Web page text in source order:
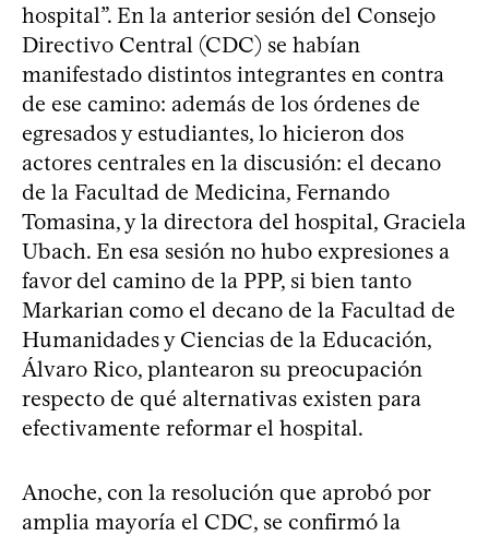
hospital”. En la anterior sesión del Consejo
Directivo Central (CDC) se habían
manifestado distintos integrantes en contra
de ese camino: además de los órdenes de
egresados y estudiantes, lo hicieron dos
actores centrales en la discusión: el decano
de la Facultad de Medicina, Fernando
Tomasina, y la directora del hospital, Graciela
Ubach. En esa sesión no hubo expresiones a
favor del camino de la PPP, si bien tanto
Markarian como el decano de la Facultad de
Humanidades y Ciencias de la Educación,
Álvaro Rico, plantearon su preocupación
respecto de qué alternativas existen para
efectivamente reformar el hospital.
Anoche, con la resolución que aprobó por
amplia mayoría el CDC, se confirmó la